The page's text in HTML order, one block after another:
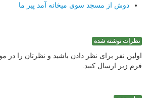
دوش از مسجد سوی میخانه آمد پیر ما
نظرات نوشته شده
اولین نفر برای نظر دادن باشید و نظرتان را در
فرم زیر ارسال کنید.